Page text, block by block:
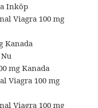
Inköp
Viagra 100 mg
Kanada
mg Kanada
Viagra 100 mg
Viagra 100 mg